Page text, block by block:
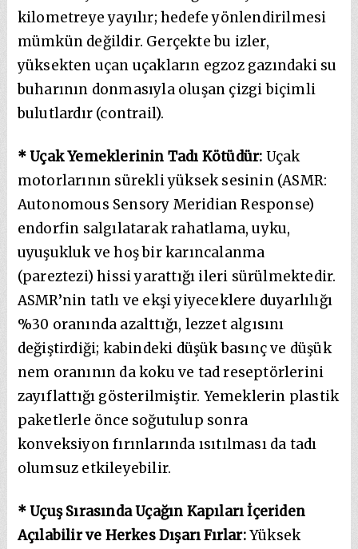
kilometreye yayılır; hedefe yönlendirilmesi
mümkün değildir. Gerçekte bu izler,
yüksekten uçan uçakların egzoz gazındaki su
buharının donmasıyla oluşan çizgi biçimli
bulutlardır (contrail).
* Uçak Yemeklerinin Tadı Kötüdür: Uçak
motorlarının sürekli yüksek sesinin (ASMR:
Autonomous Sensory Meridian Response)
endorfin salgılatarak rahatlama, uyku,
uyuşukluk ve hoş bir karıncalanma
(pareztezi) hissi yarattığı ileri sürülmektedir.
ASMR’nin tatlı ve ekşi yiyeceklere duyarlılığı
%30 oranında azalttığı, lezzet algısını
değiştirdiği; kabindeki düşük basınç ve düşük
nem oranının da koku ve tad reseptörlerini
zayıflattığı gösterilmiştir. Yemeklerin plastik
paketlerle önce soğutulup sonra
konveksiyon fırınlarında ısıtılması da tadı
olumsuz etkileyebilir.
* Uçuş Sırasında Uçağın Kapıları İçeriden
Açılabilir ve Herkes Dışarı Fırlar:Yüksek